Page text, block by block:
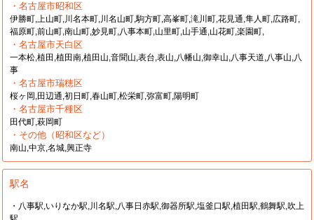
・名古屋市昭和区
伊勝町,上山町,川名本町,川名山町,駒方町,高峯町,滝川町,花見通,隼人町,広路町,
福原町,前山町,南山町,妙見町,八事本町,山里町,山手通,山花町,楽園町,
・名古屋市天白区
一本松,植田,植田南,植田山,音聞山,表台,表山,八幡山,御幸山,八事天道,八事山,八
事
・名古屋市瑞穂区
桜ヶ岡,田辺通,初日町,春山町,松栄町,弥富町,陽明町
・名古屋市千種区
田代町,萩岡町
・その他（昭和区など）
南山,中京,名城,興正寺
駅名
・八事駅,いりなか駅,川名駅,八事日赤駅,御器所駅,塩釜口駅,植田駅,鶴舞駅,吹上